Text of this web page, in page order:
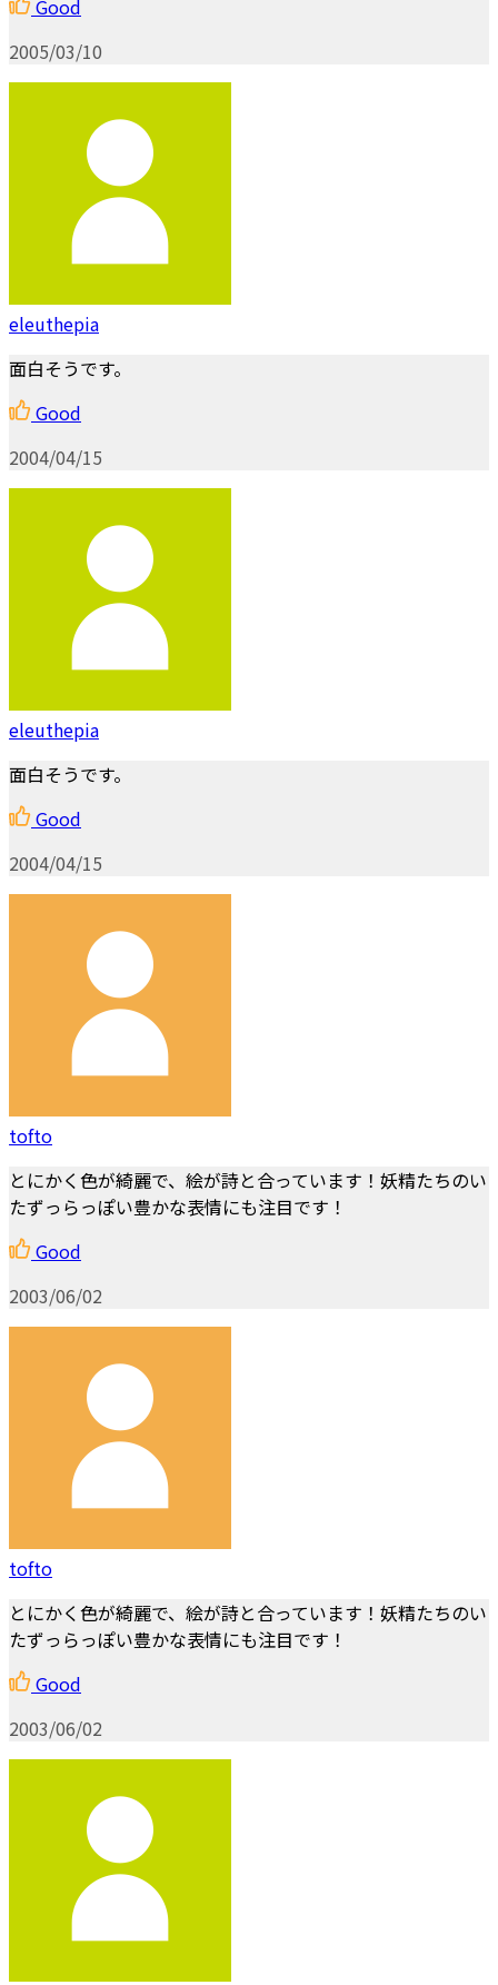
Good
2005/03/10
eleuthepia
面白そうです。
Good
2004/04/15
eleuthepia
面白そうです。
Good
2004/04/15
tofto
とにかく色が綺麗で、絵が詩と合っています！妖精たちのい
たずっらっぽい豊かな表情にも注目です！
Good
2003/06/02
tofto
とにかく色が綺麗で、絵が詩と合っています！妖精たちのい
たずっらっぽい豊かな表情にも注目です！
Good
2003/06/02